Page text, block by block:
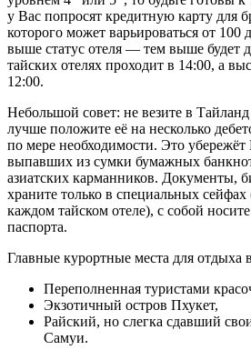
у Вас попросят кредитную карту для
которого может варьироваться от 100
выше статус отеля — тем выше будет
тайских отелях проходит в 14:00, а
12:00.
Небольшой совет: не везите в
лучше положите её на несколько
по мере необходимости. Это убережёт
выпавших из сумки бумажных
азиатских карманников. Документы,
храните только в специальных сейфах
каждом тайском отеле), с собой
паспорта.
Главные курортные места для отдыха
Переполненная туристами
Экзотичный остров Пхукет,
Райский, но слегка сдавший
Самуи.